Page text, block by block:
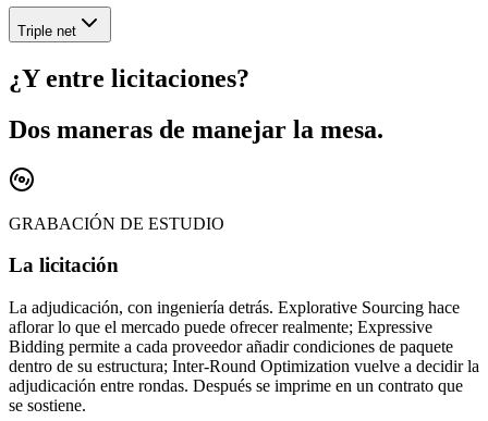
Triple net
¿Y entre licitaciones?
Dos maneras de manejar la mesa.
GRABACIÓN DE ESTUDIO
La licitación
La adjudicación, con ingeniería detrás. Explorative Sourcing hace
aflorar lo que el mercado puede ofrecer realmente; Expressive
Bidding permite a cada proveedor añadir condiciones de paquete
dentro de su estructura; Inter-Round Optimization vuelve a decidir la
adjudicación entre rondas. Después se imprime en un contrato que
se sostiene.